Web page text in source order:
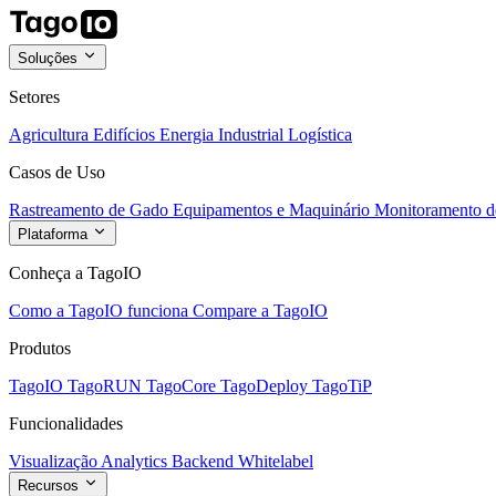
Soluções
Setores
Agricultura Edifícios Energia Industrial Logística
Casos de Uso
Rastreamento de Gado Equipamentos e Maquinário Monitoramento
Plataforma
Conheça a TagoIO
Como a TagoIO funciona Compare a TagoIO
Produtos
TagoIO TagoRUN TagoCore TagoDeploy TagoTiP
Funcionalidades
Visualização Analytics Backend Whitelabel
Recursos